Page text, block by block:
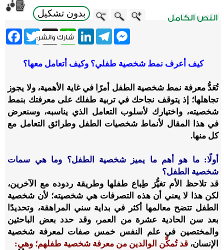
بدون تشكيل
Twitter X
WhatsApp
LinkedInTelegram
Messenger
كيف أعرف نمط شخصية طفلي؟ وكيف أتعامل معها؟
تُعَدُّ معرفة نمط شخصية الطفل أمرًا في غاية الأهمية، ولا يجوز
تجاهلها؛ إذ يتوقف نجاحك في تربية طفلك على معرفتك بنمط
شخصيته، واختيارك لأسلوب التعامل الذي يناسبه، وسنعرض
في هذا المقال لأنماط شخصيات الطفل وطرائق التعامل مع
كل منها.
أولًا: ما هو أهم ما يميز شخصية الطفل؟ وما هي سمات
شخصية الطفل؟
قد تلاحظ الأم تغيُّرَ طِباع طفلها وطريقة ردوده مع الآخرين،
لكن هذا لا يعني أن هذه التصرفات هي شخصيته؛ لأن شخصية
الطفل تتضح معالمها أكثر في بداية سني المراهقة، وتحديدًا
بعد سن الحادية عشرة من العمر، وقد حدد بعض الباحثين
والمختصين في علم النفس خمس صفات لمعرفة شخصية
الإنسان، قد تُمكِّن الوالدين من معرفة شخصية طفلهم؛ وهي: